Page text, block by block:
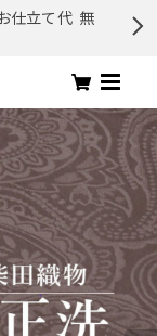
仕立て代 無